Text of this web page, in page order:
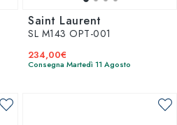
Saint Laurent
SL M143 OPT-001
234,00€
Consegna Martedì 11 Agosto